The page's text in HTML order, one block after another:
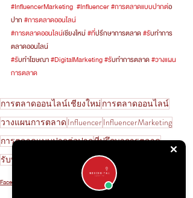
#InfluencerMarketing #Influencer#การตลาดแบบปากต่อ
ปาก #การตลาดออนไลน
#การตลาดออนไลน์เชียงใหม่ #ที่ปรึกษาการตลาด #รับทำการ
ตลาดออนไลน์
#รับทำโฆษณา #DigitalMarketing#รับทำการตลาด #วางแผน
การตลาด
การตลาดออนไลน์เชียงใหม่ การตลาดออนไลน์
วางแผนการตลาด InfluencerInfluencerMarketing
การตลาดแบบปากต่อปากที่ปรึกษาการตลาด
รับทำโฆษณา
DigitalMarketingContent Creator
Facebook Marketing